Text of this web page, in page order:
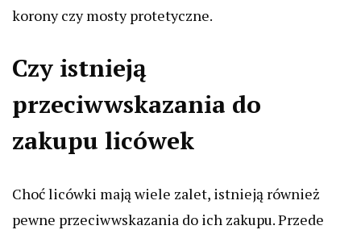
korony czy mosty protetyczne.
Czy istnieją
przeciwwskazania do
zakupu licówek
Choć licówki mają wiele zalet, istnieją również
pewne przeciwwskazania do ich zakupu. Przede